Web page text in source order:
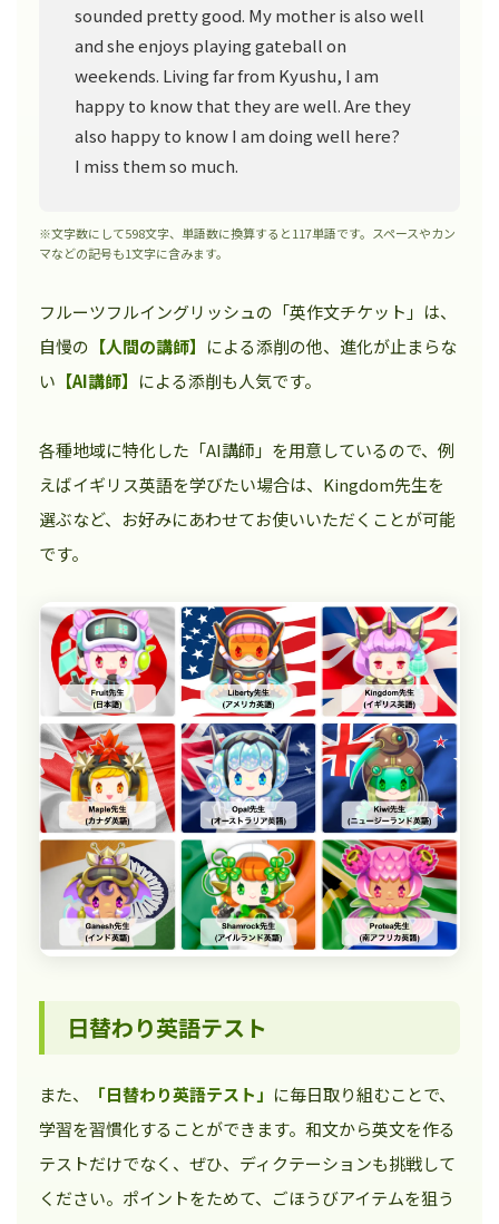
sounded pretty good. My mother is also well
and she enjoys playing gateball on
weekends. Living far from Kyushu, I am
happy to know that they are well. Are they
also happy to know I am doing well here?
I miss them so much.
※文字数にして598文字、単語数に換算すると117単語です。スペースやカン
マなどの記号も1文字に含みます。
フルーツフルイングリッシュの「英作文チケット」は、
自慢の 【人間の講師】 による添削の他、進化が止まらな
い 【AI講師】 による添削も人気です。
各種地域に特化した「AI講師」を用意しているので、例
えばイギリス英語を学びたい場合は、Kingdom先生を
選ぶなど、お好みにあわせてお使いいただくことが可能
です。
日替わり英語テスト
また、 「日替わり英語テスト」 に毎日取り組むことで、
学習を習慣化することができます。和文から英文を作る
テストだけでなく、ぜひ、ディクテーションも挑戦して
ください。ポイントをためて、ごほうびアイテムを狙う